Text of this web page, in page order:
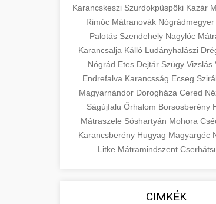
Karancskeszi Szurdokpüspöki Kazár
Rimóc Mátranovák Nógrádmegyer
Palotás Szendehely Nagylóc
Karancsalja Kálló Ludányhalászi
Nógrád Etes Dejtár Szügy Vizslás
Endrefalva Karancsság Ecseg
Magyarnándor Dorogháza Cered
Ságújfalu Őrhalom Borsosberény
Mátraszele Sóshartyán Mohora
Karancsberény Hugyag Magyargéc
Litke Mátramindszent
CIMKÉK